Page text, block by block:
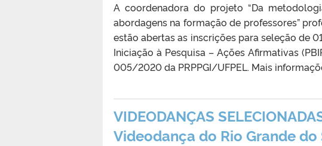
A coordenadora do projeto “Da
abordagens na formação de professores”
estão abertas as inscrições para seleção de
Iniciação à Pesquisa – Ações Afirmativas
005/2020 da PRPPGI/UFPEL. Mais
VIDEODANÇAS
Videodança do Rio Grande do